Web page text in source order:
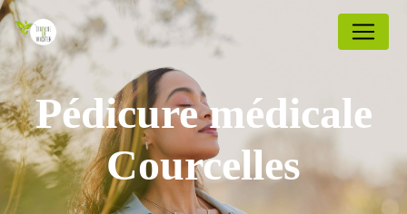
Pédicure médicale
Courcelles
Panneau de gestion des cookies